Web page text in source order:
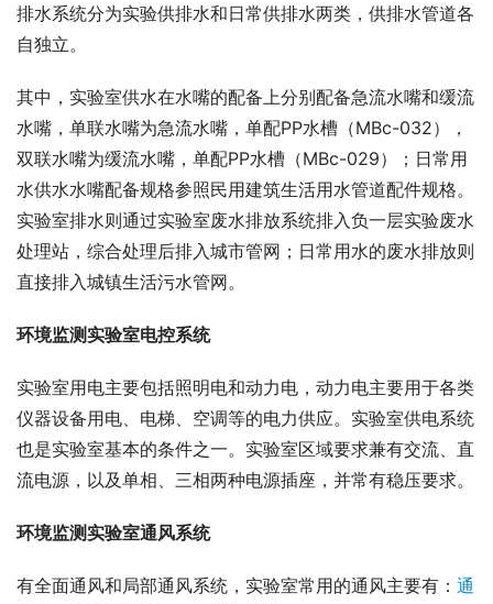
排水系统分为实验供排水和日常供排水两类，供排水管道各
自独立。
其中，实验室供水在水嘴的配备上分别配备急流水嘴和缓流
水嘴，单联水嘴为急流水嘴，单配PP水槽（MBc-032），
双联水嘴为缓流水嘴，单配PP水槽（MBc-029）；日常用
水供水水嘴配备规格参照民用建筑生活用水管道配件规格。
实验室排水则通过实验室废水排放系统排入负一层实验废水
处理站，综合处理后排入城市管网；日常用水的废水排放则
直接排入城镇生活污水管网。
环境监测实验室电控系统
实验室用电主要包括照明电和动力电，动力电主要用于各类
仪器设备用电、电梯、空调等的电力供应。实验室供电系统
也是实验室基本的条件之一。实验室区域要求兼有交流、直
流电源，以及单相、三相两种电源插座，并常有稳压要求。
环境监测实验室通风系统
有全面通风和局部通风系统，实验室常用的通风主要有： 通